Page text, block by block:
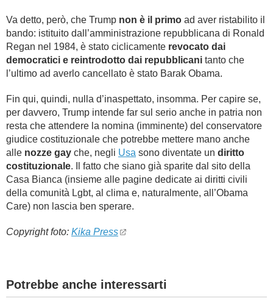
Va detto, però, che Trump non è il primo ad aver ristabilito il
bando: istituito dall’amministrazione repubblicana di Ronald
Regan nel 1984, è stato ciclicamente revocato dai
democratici e reintrodotto dai repubblicani tanto che
l’ultimo ad averlo cancellato è stato Barak Obama.
Fin qui, quindi, nulla d’inaspettato, insomma. Per capire se,
per davvero, Trump intende far sul serio anche in patria non
resta che attendere la nomina (imminente) del conservatore
giudice costituzionale che potrebbe mettere mano anche
alle nozze gay che, negli Usa sono diventate un diritto
costituzionale. Il fatto che siano già sparite dal sito della
Casa Bianca (insieme alle pagine dedicate ai diritti civili
della comunità Lgbt, al clima e, naturalmente, all’Obama
Care) non lascia ben sperare.
Copyright foto: Kika Press
Potrebbe anche interessarti